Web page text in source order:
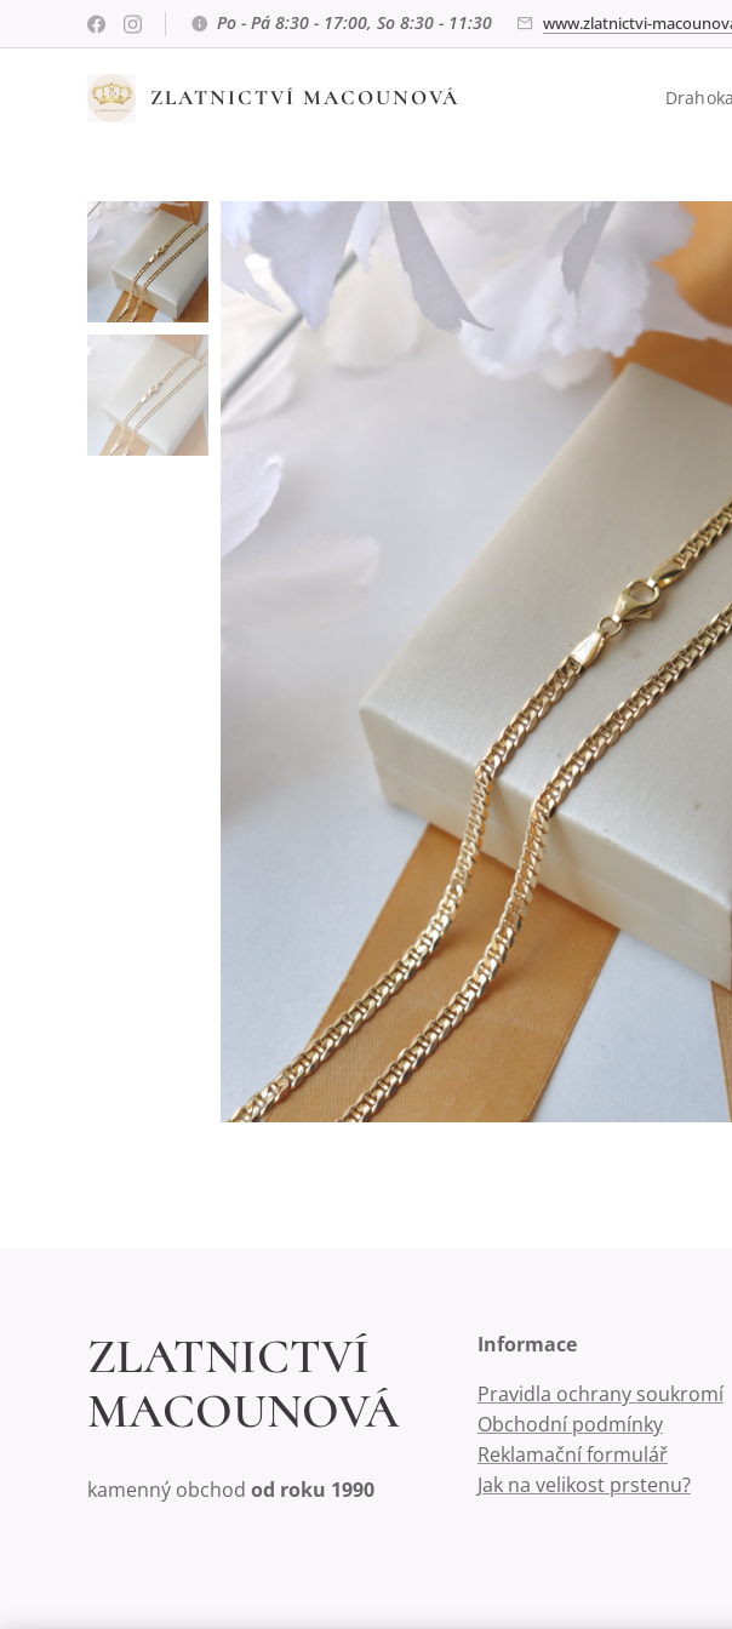
Po - Pá 8:30 - 17:00, So 8:30 - 11:30 www.zlatnictvi-
ZLATNICTVÍ MACOUNOVÁ
ZLATNICTVÍ
MACOUNOVÁ
kamenný obchod od roku 1990
Informace
Pravidla ochrany soukromí
Obchodní podmínky
Reklamační formulář
Jak na velikost prstenu?